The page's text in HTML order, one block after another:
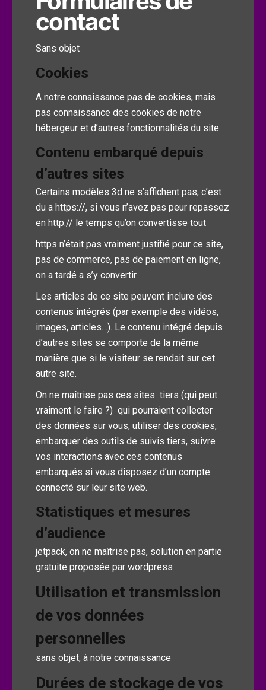
contact
Sans objet
Cookies
A notre connaissance pas de cookies, mais
pas connaissance des cookies de notre
hébergeur et d’autres fonctionnalités du site
Contenu embarqué depuis
d’autres sites
Certains modèles 3d ne s’affichent pas, c’est
du a https://, si vous n’avez pas peur repassez
en http:// le temps qu’on convertisse tout
https n’était pas vraiment justifié pour ce site,
pas de commerce, pas de paiement en ligne,
on a tardé a s’y convertir
Les articles de ce site peuvent inclure des
contenus intégrés (par exemple des vidéos,
images, articles…). Le contenu intégré depuis
d’autres sites se comporte de la même
manière que si le visiteur se rendait sur cet
autre site.
On ne maîtrise pas ces sites tiers (qui peut
vraiment le faire ?) qui pourraient collecter
des données sur vous, utiliser des cookies,
embarquer des outils de suivis tiers, suivre
vos interactions avec ces contenus
embarqués si vous disposez d’un compte
connecté sur leur site web.
Statistiques et mesures
d’audience
jetpack, on ne maîtrise pas, solution en partie
gratuite proposée par wordpress
Utilisation et transmission
de vos données
personnelles
sans objet, à notre connaissance
Durées de stockage de vos